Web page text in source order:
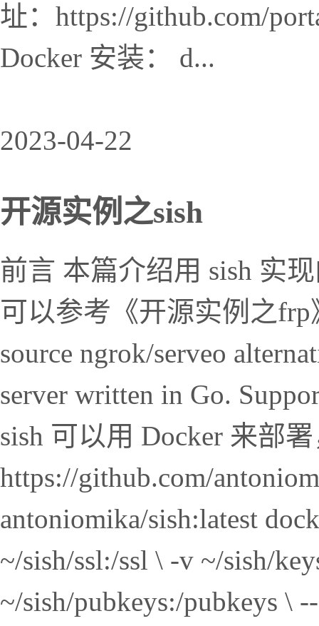
址：https://github.com/
Docker 安装： d...
2023-04-22
开源实例之sish
前言 本篇介绍用 sish 实
可以参考《开源实例之frp
source ngrok/serveo
server written in Go.
sish 可以用 Docker 来部
https://github.com/
antoniomika/sish:latest
~/sish/ssl:/ssl \ -v ~/sish/
~/sish/pubkeys:/pubkeys \